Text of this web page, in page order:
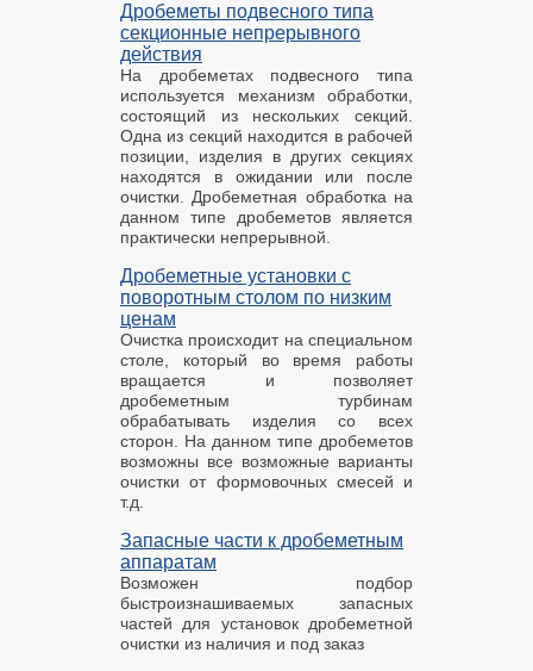
Дробеметы подвесного типа
секционные непрерывного
действия
На дробеметах подвесного типа
используется механизм обработки,
состоящий из нескольких секций.
Одна из секций находится в рабочей
позиции, изделия в других секциях
находятся в ожидании или после
очистки. Дробеметная обработка на
данном типе дробеметов является
практически непрерывной.
Дробеметные установки с
поворотным столом по низким
ценам
Очистка происходит на специальном
столе, который во время работы
вращается и позволяет
дробеметным турбинам
обрабатывать изделия со всех
сторон. На данном типе дробеметов
возможны все возможные варианты
очистки от формовочных смесей и
т.д.
Запасные части к дробеметным
аппаратам
Возможен подбор
быстроизнашиваемых запасных
частей для установок дробеметной
очистки из наличия и под заказ